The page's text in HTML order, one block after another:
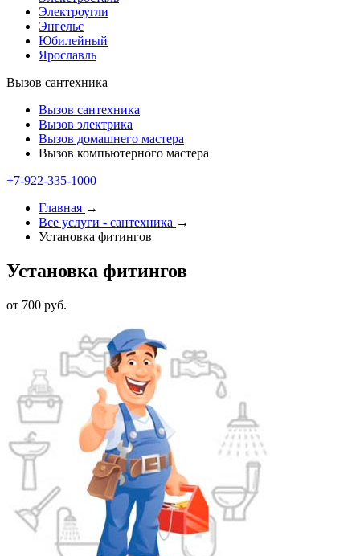
Электроугли
Энгельс
Юбилейный
Ярославль
Вызов сантехника
Вызов сантехника
Вызов электрика
Вызов домашнего мастера
Вызов компьютерного мастера
+7-922-335-1000
Главная →
Все услуги - cантехника →
Установка фитингов
Установка фитингов
от 700 руб.